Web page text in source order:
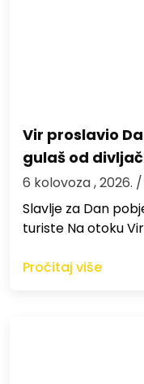
Vir proslavio
gulaš od
6 kolovoza , 2026. /
Slavlje za Dan
turiste Na otoku
Pročitaj više